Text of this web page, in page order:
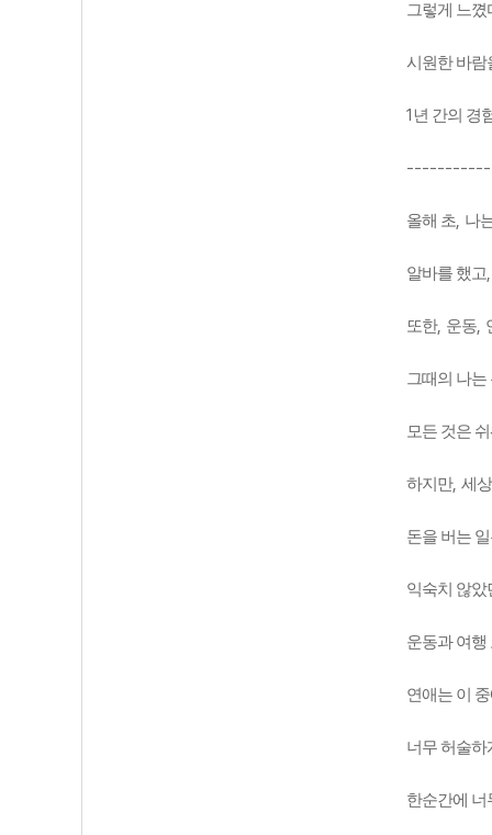
그렇게 느꼈
시원한 바람
1 년 간의 경
올해 초, 나
알바를 했고
또한, 운동,
그때의 나는
모든 것은
하지만, 세
돈을 버는
익숙치 않았
운동과 여행
연애는 이
너무 허술하
한순간에 너